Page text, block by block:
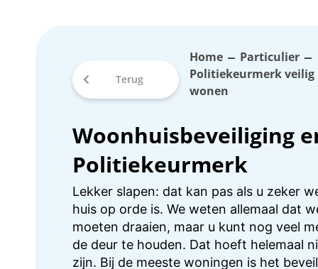
Terug
Home
Particulier
Politiekeurmerk veilig
wonen
Woonhuisbeveiliging
Politiekeurmerk
Lekker slapen: dat kan pas als u zeker
huis op orde is. We weten allemaal dat
moeten draaien, maar u kunt nog veel
de deur te houden. Dat hoeft helemaal
zijn. Bij de meeste woningen is het